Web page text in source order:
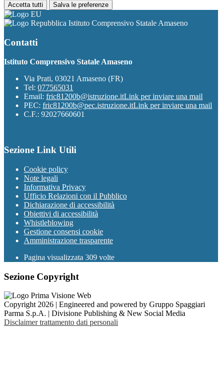
Accetta tutti Salva le preferenze
Istituto Comprensivo Statale Amaseno
Contatti
Istituto Comprensivo Statale Amaseno
Via Prati, 03021 Amaseno (FR)
Tel: 077565031
Email: fric81200b@istruzione.itLink per inviare una mail
PEC: fric81200b@pec.istruzione.itLink per inviare una mail
C.F.: 92027660601
Sezione Link Utili
Cookie policy
Note legali
Informativa Privacy
Ufficio Relazioni con il Pubblico
Dichiarazione di accessibilità
Obiettivi di accessibilità
Whistleblowing
Gestione consensi cookie
Amministrazione trasparente
Pagina visualizzata 309 volte
Sezione Copyright
Copyright 2026 | Engineered and powered by Gruppo Spaggiari
Parma S.p.A. | Divisione Publishing & New Social Media
Disclaimer trattamento dati personali